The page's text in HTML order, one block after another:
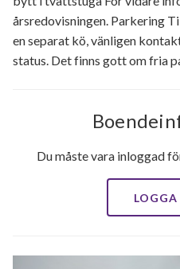
årsredovisningen. Parkering
en separat kö, vänligen
status. Det finns gott om fria
Du måste vara inloggad